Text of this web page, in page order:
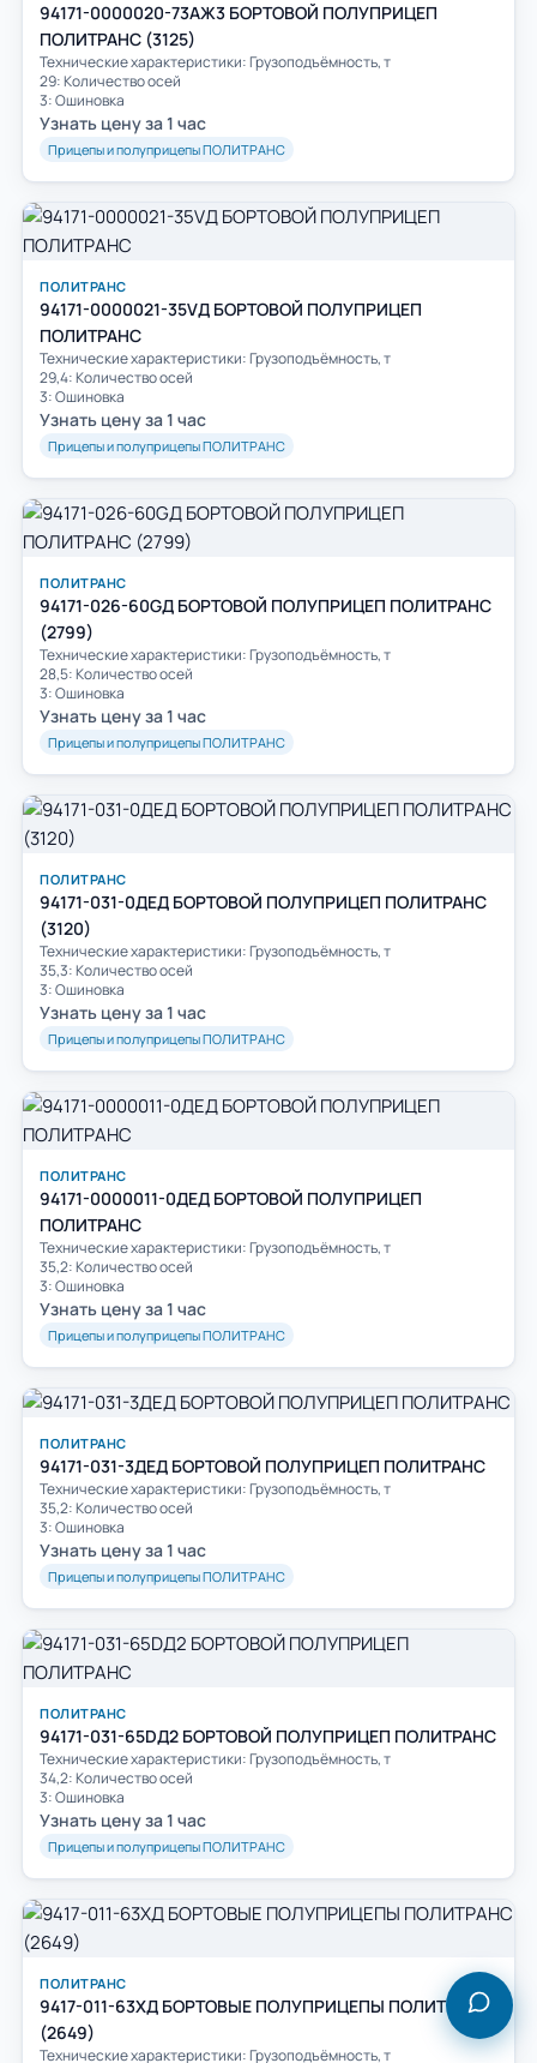
94171-0000020-73AЖ3 БОРТОВОЙ ПОЛУПРИЦЕП
ПОЛИТРАНС (3125)
Технические характеристики: Грузоподъёмность, т
29: Количество осей
3: Ошиновка
Узнать цену за 1 час
Прицепы и полуприцепы ПОЛИТРАНС
ПОЛИТРАНС
94171-0000021-35VД БОРТОВОЙ ПОЛУПРИЦЕП
ПОЛИТРАНС
Технические характеристики: Грузоподъёмность, т
29,4: Количество осей
3: Ошиновка
Узнать цену за 1 час
Прицепы и полуприцепы ПОЛИТРАНС
ПОЛИТРАНС
94171-026-60GД БОРТОВОЙ ПОЛУПРИЦЕП ПОЛИТРАНС
(2799)
Технические характеристики: Грузоподъёмность, т
28,5: Количество осей
3: Ошиновка
Узнать цену за 1 час
Прицепы и полуприцепы ПОЛИТРАНС
ПОЛИТРАНС
94171-031-0ДEД БОРТОВОЙ ПОЛУПРИЦЕП ПОЛИТРАНС
(3120)
Технические характеристики: Грузоподъёмность, т
35,3: Количество осей
3: Ошиновка
Узнать цену за 1 час
Прицепы и полуприцепы ПОЛИТРАНС
ПОЛИТРАНС
94171-0000011-0ДЕД БОРТОВОЙ ПОЛУПРИЦЕП
ПОЛИТРАНС
Технические характеристики: Грузоподъёмность, т
35,2: Количество осей
3: Ошиновка
Узнать цену за 1 час
Прицепы и полуприцепы ПОЛИТРАНС
ПОЛИТРАНС
94171-031-3ДEД БОРТОВОЙ ПОЛУПРИЦЕП ПОЛИТРАНС
Технические характеристики: Грузоподъёмность, т
35,2: Количество осей
3: Ошиновка
Узнать цену за 1 час
Прицепы и полуприцепы ПОЛИТРАНС
ПОЛИТРАНС
94171-031-65DД2 БОРТОВОЙ ПОЛУПРИЦЕП ПОЛИТРАНС
Технические характеристики: Грузоподъёмность, т
34,2: Количество осей
3: Ошиновка
Узнать цену за 1 час
Прицепы и полуприцепы ПОЛИТРАНС
ПОЛИТРАНС
9417-011-63XД БОРТОВЫЕ ПОЛУПРИЦЕПЫ ПОЛИТРАНС
(2649)
Технические характеристики: Грузоподъёмность, т